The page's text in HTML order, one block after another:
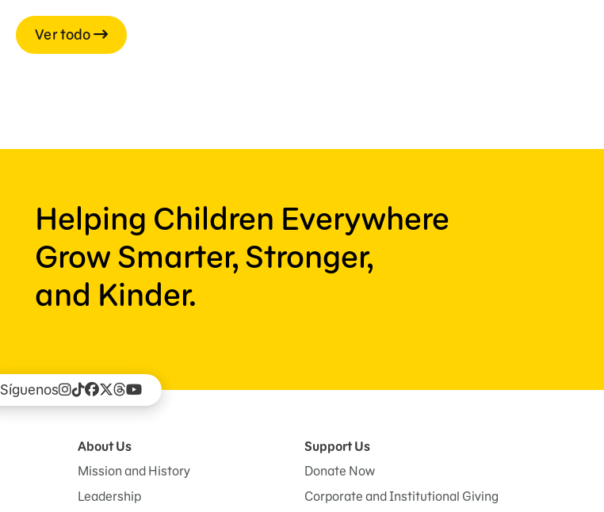
Ver todo
Helping Children Everywhere
Grow Smarter, Stronger,
and Kinder.
Síguenos
About Us
Mission and History
Leadership
Support Us
Donate Now
Corporate and Institutional Giving